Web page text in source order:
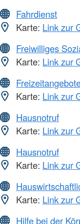
Fahrdienst
Karte: Link zur
Freiwilliges
Karte: Link zur
Karte: Link zur
Hausnotruf
Karte: Link zur
Hausnotruf
Karte: Link zur
Karte: Link zur
Hilfe bei der